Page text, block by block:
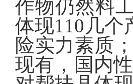
作物仍然料
体现110几个
险实力素质
现有，国内